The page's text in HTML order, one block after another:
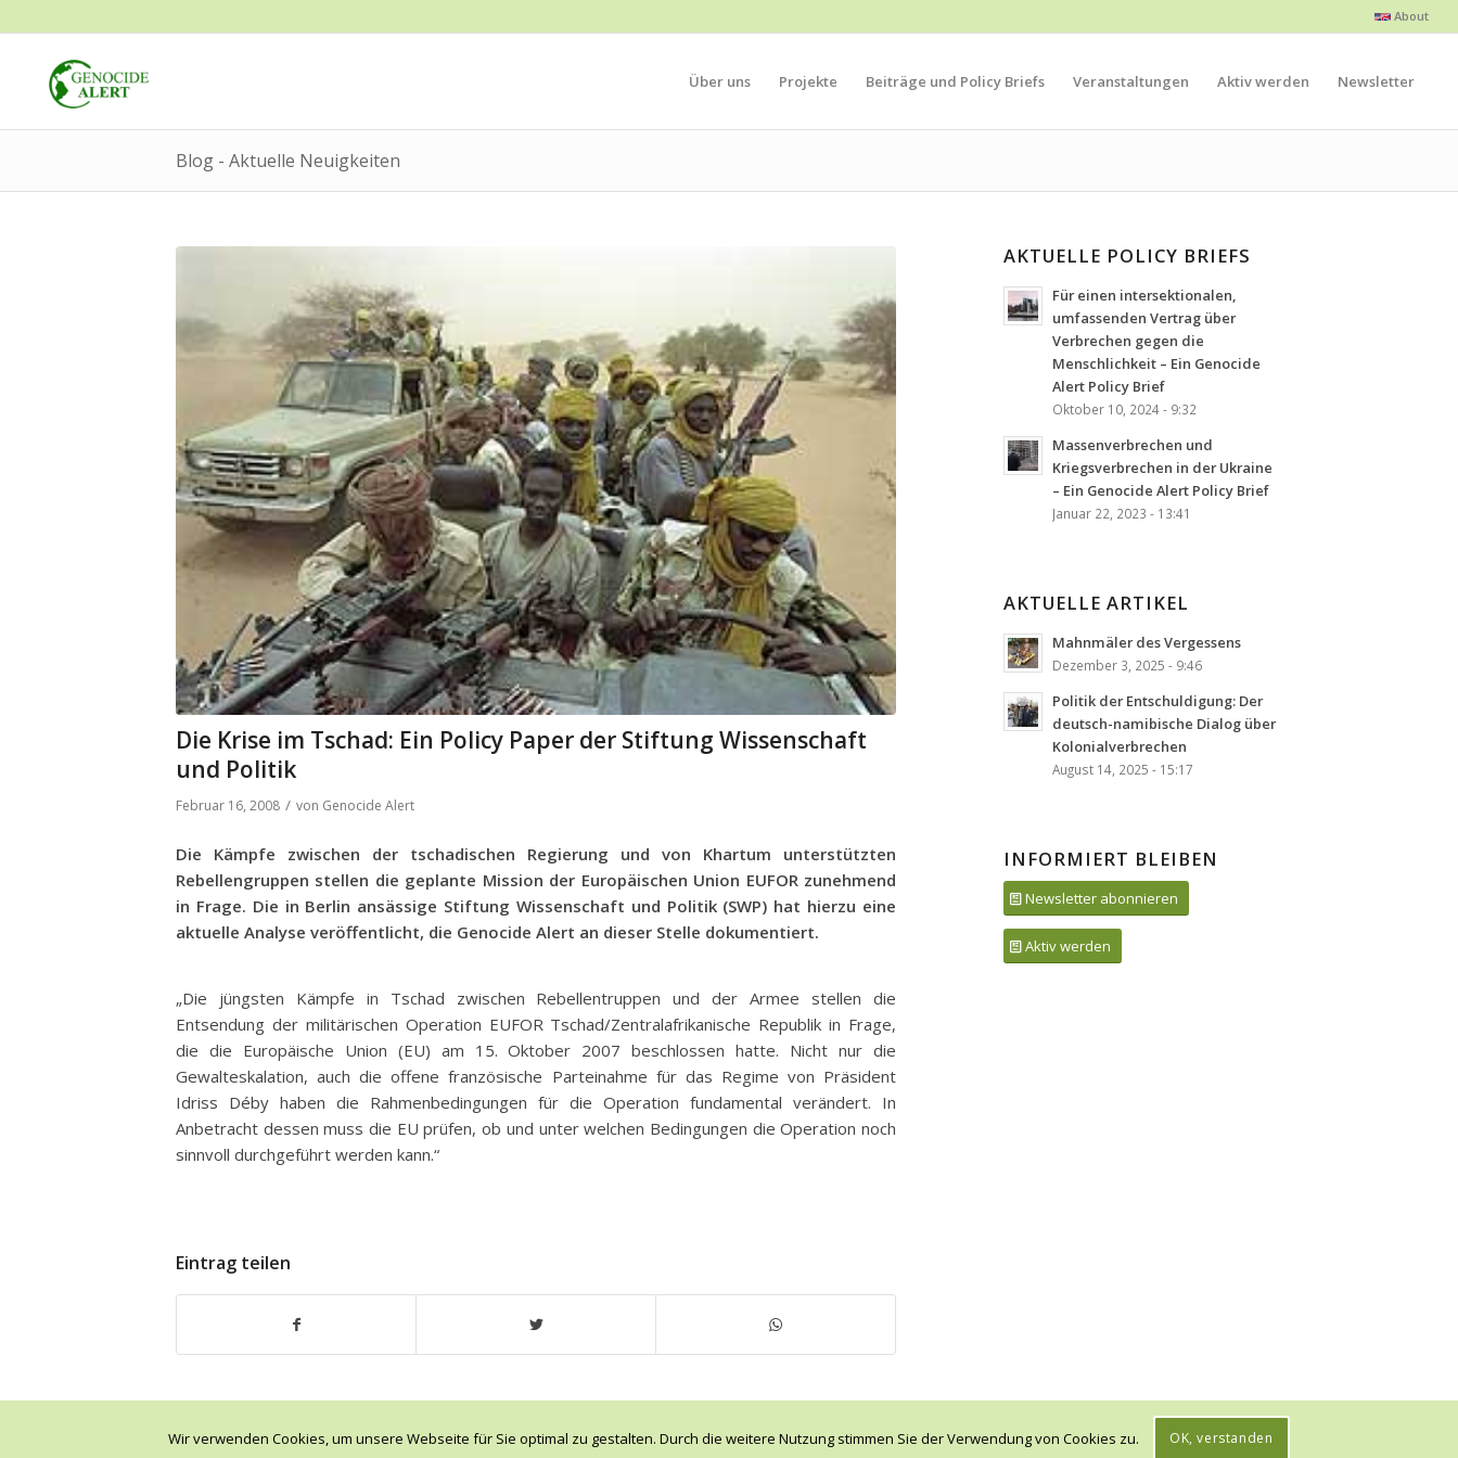
About
Über uns Projekte Beiträge und Policy Briefs Veranstaltungen Aktiv werden Newsletter
Blog - Aktuelle Neuigkeiten
Die Krise im Tschad: Ein Policy Paper der Stiftung Wissenschaft
und Politik
Februar 16, 2008 / von Genocide Alert
Die Kämpfe zwischen der tschadischen Regierung und von Khartum unterstützten
Rebellengruppen stellen die geplante Mission der Europäischen Union EUFOR zunehmend
in Frage. Die in Berlin ansässige Stiftung Wissenschaft und Politik (SWP) hat hierzu eine
aktuelle Analyse veröffentlicht, die Genocide Alert an dieser Stelle dokumentiert.
„Die jüngsten Kämpfe in Tschad zwischen Rebellentruppen und der Armee stellen die
Entsendung der militärischen Operation EUFOR Tschad/Zentralafrikanische Republik in Frage,
die die Europäische Union (EU) am 15. Oktober 2007 beschlossen hatte. Nicht nur die
Gewalteskalation, auch die offene französische Parteinahme für das Regime von Präsident
Idriss Déby haben die Rahmenbedingungen für die Operation fundamental verändert. In
Anbetracht dessen muss die EU prüfen, ob und unter welchen Bedingungen die Operation noch
sinnvoll durchgeführt werden kann.“
Eintrag teilen
AKTUELLE POLICY BRIEFS
Für einen intersektionalen,
umfassenden Vertrag über
Verbrechen gegen die
Menschlichkeit – Ein Genocide
Alert Policy Brief
Oktober 10, 2024 - 9:32
Massenverbrechen und
Kriegsverbrechen in der Ukraine
– Ein Genocide Alert Policy Brief
Januar 22, 2023 - 13:41
AKTUELLE ARTIKEL
Mahnmäler des Vergessens
Dezember 3, 2025 - 9:46
Politik der Entschuldigung: Der
deutsch-namibische Dialog über
Kolonialverbrechen
August 14, 2025 - 15:17
INFORMIERT BLEIBEN
Newsletter abonnieren
Aktiv werden
Wir verwenden Cookies, um unsere Webseite für Sie optimal zu gestalten. Durch die weitere Nutzung stimmen Sie der Verwendung von Cookies zu. OK, verstanden